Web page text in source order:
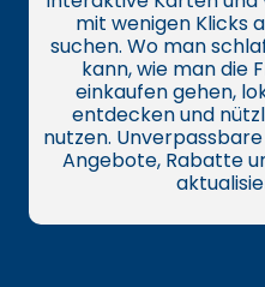
mit wenigen Klicks
suchen. Wo man
kann, wie man die
einkaufen gehen,
entdecken und
nutzen.
Angebote, Rabatte